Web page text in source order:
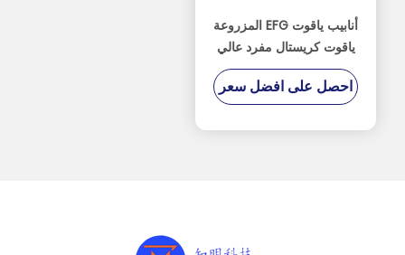
أنابيب ياقوت EFG المزروعة
ياقوت كريستال مفرد عالي
الأداء أنبوب ياقوت حماية
مزدوجة حرارية مصقولة
احصل على افضل سعر